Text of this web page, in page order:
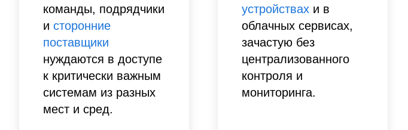
команды, подрядчики
и сторонние
поставщики
нуждаются в доступе
к критически важным
системам из разных
мест и сред.
устройствах и в
облачных сервисах,
зачастую без
централизованного
контроля и
мониторинга.